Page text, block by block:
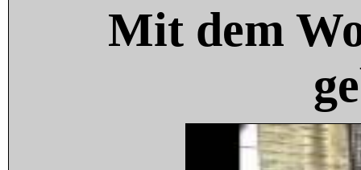
Mit dem